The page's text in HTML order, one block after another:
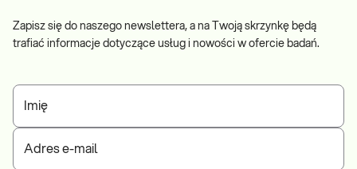
Zapisz się do naszego newslettera, a na Twoją skrzynkę będą
trafiać informacje dotyczące usług i nowości w ofercie badań.
Imię
Adres e-mail